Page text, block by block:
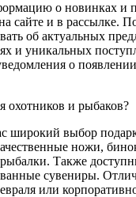
о новинках и
сайте и в рассылке.
об актуальных
и уникальных
о
охотников и рыбаков?
широкий выбор
ножи,
Также
сувениры.
или